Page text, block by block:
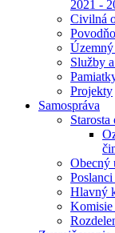
2021 -
Civilná
Služby
Projekty
Samospráva
Starosta
Obecný
Hlavný
Komisie